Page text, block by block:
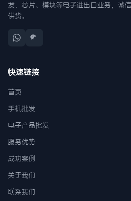
发、芯片、模块等电子进出口业务，诚
供货。
快速链接
首页
手机批发
电子产品批发
服务优势
成功案例
关于我们
联系我们